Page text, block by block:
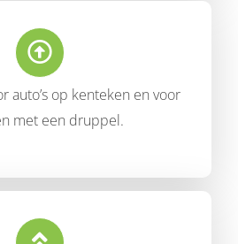
auto’s op kenteken en voor
met een druppel.